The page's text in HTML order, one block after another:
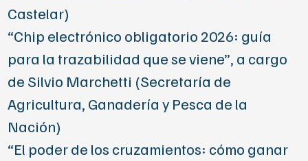
Castelar)
“Chip electrónico obligatorio 2026: guía
para la trazabilidad que se viene”, a cargo
de Silvio Marchetti (Secretaría de
Agricultura, Ganadería y Pesca de la
Nación)
“El poder de los cruzamientos: cómo ganar